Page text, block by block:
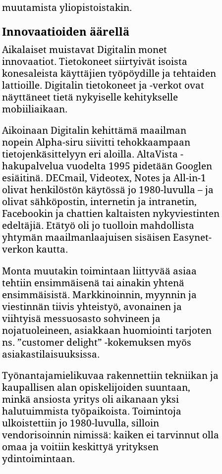
muutamista yliopistoistakin.
Innovaatioiden äärellä
Aikalaiset muistavat Digitalin monet
innovaatiot. Tietokoneet siirtyivät isoista
konesaleista käyttäjien työpöydille ja tehtaiden
lattioille. Digitalin tietokoneet ja -verkot ovat
näyttäneet tietä nykyiselle kehitykselle
mobiiliaikaan.
Aikoinaan Digitalin kehittämä maailman
nopein Alpha-siru siivitti tehokkaampaan
tietojenkäsittelyyn eri aloilla. AltaVista -
hakupalvelua vuodelta 1995 pidetään Googlen
esiäitinä. DECmail, Videotex, Notes ja All-in-1
olivat henkilöstön käytössä jo 1980-luvulla – ja
olivat sähköpostin, internetin ja intranetin,
Facebookin ja chattien kaltaisten nykyviestinten
edeltäjiä. Etätyö oli jo tuolloin mahdollista
yhtymän maailmanlaajuisen sisäisen Easynet-
verkon kautta.
Monta muutakin toimintaan liittyvää asiaa
tehtiin ensimmäisenä tai ainakin yhtenä
ensimmäisistä. Markkinoinnin, myynnin ja
viestinnän tiivis yhteistyö, avonainen ja
viihtyisä messuosasto sohvineen ja
nojatuoleineen, asiakkaan huomiointi tarjoten
ns. ”customer delight” -kokemuksen myös
asiakastilaisuuksissa.
Työnantajamielikuvaa rakennettiin tekniikan ja
kaupallisen alan opiskelijoiden suuntaan,
minkä ansiosta yritys oli aikanaan yksi
halutuimmista työpaikoista. Toimintoja
ulkoistettiin jo 1980-luvulla, silloin
vendorisoinnin nimissä: kaiken ei tarvinnut olla
omaa ja voitiin keskittyä yrityksen
ydintoimintaan.